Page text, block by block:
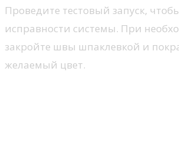
Проведите тестовый запуск,
исправности системы. При
закройте швы шпаклевкой и
желаемый цвет.